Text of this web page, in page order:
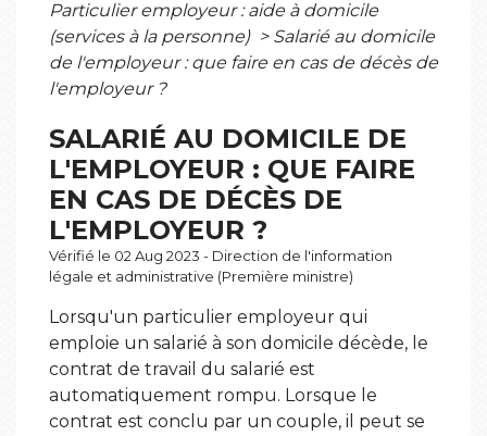
Particulier employeur : aide à domicile
(services à la personne) > Salarié au domicile
de l'employeur : que faire en cas de décès de
l'employeur ?
SALARIÉ AU DOMICILE DE
L'EMPLOYEUR : QUE FAIRE
EN CAS DE DÉCÈS DE
L'EMPLOYEUR ?
Vérifié le 02 Aug 2023 - Direction de l'information
légale et administrative (Première ministre)
Lorsqu'un particulier employeur qui
emploie un salarié à son domicile décède, le
contrat de travail du salarié est
automatiquement rompu. Lorsque le
contrat est conclu par un couple, il peut se